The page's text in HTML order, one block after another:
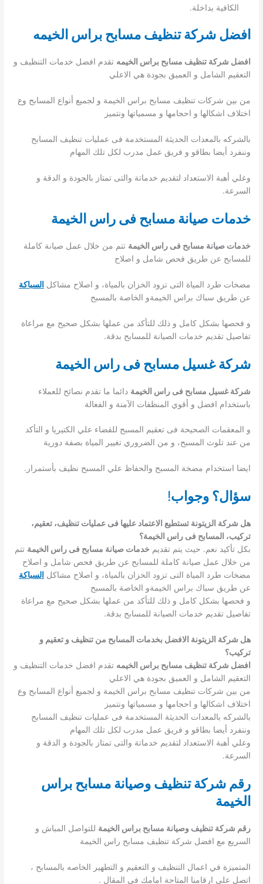
الكافية بداخلة.
افضل شركة تنظيف مسابح براس الخيمه
افضل شركة تنظيف مسابح براس الخيمه تقدم افضل خدمات التنظيف و
التعقيم الشامل و العميق بجودة هي الاعلي
من بين شركات تنظيف مسابح براس الخيمة و لجميع أنواع المسابح وع
اختلاف اشكالها و احجامها و مسمياتها ونتميز
بالشركه بالمعدات الحديثة المستخدمة فى عمليات تنظيف المسابح
وننفرد أيضا بطاقو و فريق عمل مدرب لكل تلك المهام
وعلي أهبة الاستعداد لتقديم خدماتة والتى تمتاز بالجودة و الدقة و
السرعة.
خدمات صيانة مسابح فى راس الخيمة
خدمات صيانة مسابح فى راس الخيمة تتم من خلال عمل صيانة كاملة
للمسابح عن طريق فحص شامل و اصلاح
مضخات طرد المياة التى تزود الخزان بالمياة، و اصلاح مشاكل السباكة
عن طريق سباك براس الخيمةو الخاصة بالمسبح
و فحصها بشكل كامل و ذلك للتأكد من عملها بشكل صحيح مع مراعاة
تفاصيل تقديم خدمات الصيانة للمسابح بدقة.
شركة غسيل مسابح فى راس الخيمة
شركة غسيل مسابح فى راس الخيمة دائما ما تقدم نصائح للعملاء
باستخدام افضل و أقوي المنظفات الآمنة و الفعالة
و المعقمات الصحيحة فى تعقيم المسبح للقضاء علي الكتيريا و التأكد
من عند تلوث المسبح، و من الضروري تغيير المياة بصفة دورية
ايضا استخدام مضخة المسبح والحفاظ علي المسبح نظيف بأستمرار.
سؤال؟ وجواب!
هل شركة الزيتونة تستطيع الاعتماد عليها فى عمليات تنظيف، تعقيم،
تركيب، المسابح فى راس الخيمة؟
بكل تأكيد نعم. حيث يتم تقديم خدمات صيانة مسابح فى راس الخيمة تتم
من خلال عمل صيانة كاملة للمسابح عن طريق فحص شامل و اصلاح
مضخات طرد المياة التى تزود الخزان بالمياة، و اصلاح مشاكل السباكة
عن طريق سباك براس الخيمةو الخاصة بالمسبح
و فحصها بشكل كامل و ذلك للتأكد من عملها بشكل صحيح مع مراعاة
تفاصيل تقديم خدمات الصيانة للمسابح بدقة.
هل شركة الزيتونة الافضل بخدمات المسابح من تنظيف و تعقيم و
تركيب؟
افضل شركة تنظيف مسابح براس الخيمه تقدم افضل خدمات التنظيف و
التعقيم الشامل و العميق بجودة هي الاعلي
من بين شركات تنظيف مسابح براس الخيمة و لجميع أنواع المسابح وع
اختلاف اشكالها و احجامها و مسمياتها ونتميز
بالشركه بالمعدات الحديثة المستخدمة فى عمليات تنظيف المسابح
وننفرد أيضا بطاقو و فريق عمل مدرب لكل تلك المهام
وعلي أهبة الاستعداد لتقديم خدماتة والتى تمتاز بالجودة و الدقة و
السرعة.
رقم شركة تنظيف وصيانة مسابح براس
الخيمة
رقم شركة تنظيف وصيانة مسابح براس الخيمة للتواصل المباش و
السريع مع افضل شركة تنظيف مسابح راس الخيمة
المتميزة في اعمال التنظيف و التعقيم و التطهير الخاصه بالمسابح ،
اتصل على ارقامنا المتاحة امامك فى المقال .